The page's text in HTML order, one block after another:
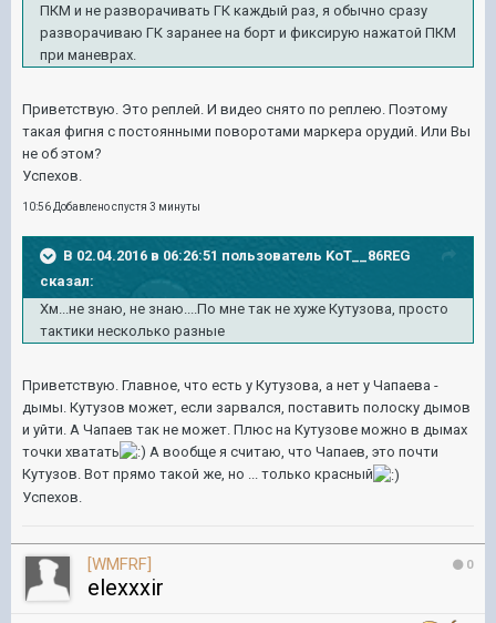
ПКМ и не разворачивать ГК каждый раз, я обычно сразу
разворачиваю ГК заранее на борт и фиксирую нажатой ПКМ
при маневрах.
Приветствую. Это реплей. И видео снято по реплею. Поэтому
такая фигня с постоянными поворотами маркера орудий. Или Вы
не об этом?
Успехов.
10:56 Добавлено спустя 3 минуты
В 02.04.2016 в 06:26:51 пользователь KoT__86REG
сказал:
Хм...не знаю, не знаю....По мне так не хуже Кутузова, просто
тактики несколько разные
Приветствую. Главное, что есть у Кутузова, а нет у Чапаева -
дымы. Кутузов может, если зарвался, поставить полоску дымов
и уйти. А Чапаев так не может. Плюс на Кутузове можно в дымах
точки хватать
А вообще я считаю, что Чапаев, это почти
Кутузов. Вот прямо такой же, но ... только красный
Успехов.
0
[WMFRF]
elexxxir